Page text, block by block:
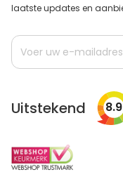
laatste updates en
Abonneer
op
Uitstekend 8.9